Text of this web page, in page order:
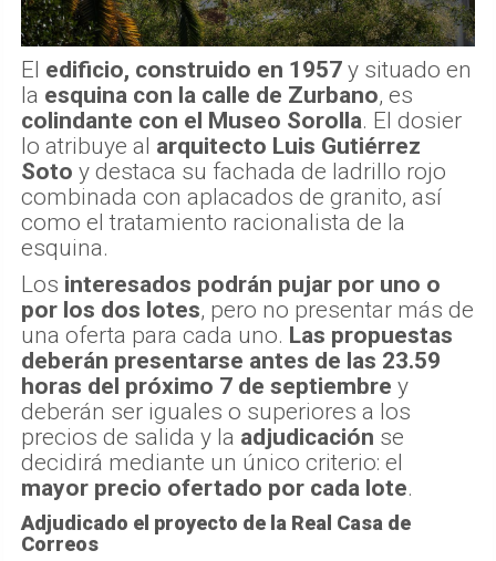
El edificio, construido en 1957 y situado en
la esquina con la calle de Zurbano, es
colindante con el Museo Sorolla. El dosier
lo atribuye al arquitecto Luis Gutiérrez
Soto y destaca su fachada de ladrillo rojo
combinada con aplacados de granito, así
como el tratamiento racionalista de la
esquina.
Los interesados podrán pujar por uno o
por los dos lotes, pero no presentar más de
una oferta para cada uno. Las propuestas
deberán presentarse antes de las 23.59
horas del próximo 7 de septiembre y
deberán ser iguales o superiores a los
precios de salida y la adjudicación se
decidirá mediante un único criterio: el
mayor precio ofertado por cada lote.
Adjudicado el proyecto de la Real Casa de
Correos